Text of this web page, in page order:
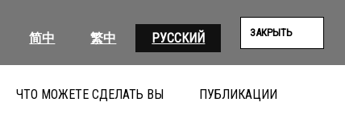
简中 繁中 РУССКИЙ ЗАКРЫТЬ
ЧТО МОЖЕТЕ СДЕЛАТЬ ВЫ ПУБЛИКАЦИИ